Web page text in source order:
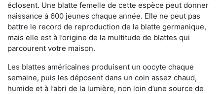
éclosent. Une blatte femelle de cette espèce peut donner
naissance à 600 jeunes chaque année. Elle ne peut pas
battre le record de reproduction de la blatte germanique,
mais elle est à l’origine de la multitude de blattes qui
parcourent votre maison.
Les blattes américaines produisent un oocyte chaque
semaine, puis les déposent dans un coin assez chaud,
humide et à l’abri de la lumière, non loin d’une source de